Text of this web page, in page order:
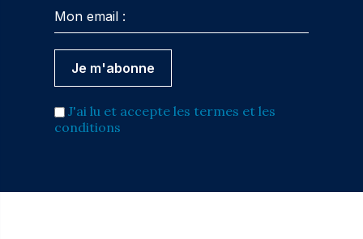
J'ai lu et accepte les termes et les
conditions